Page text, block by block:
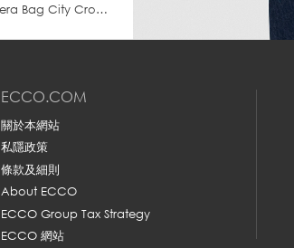
ECCO Camera Bag City Crossbody
ECCO.COM
關於本網站
私隱政策
條款及細則
About ECCO
ECCO Group Tax Strategy
ECCO 網站